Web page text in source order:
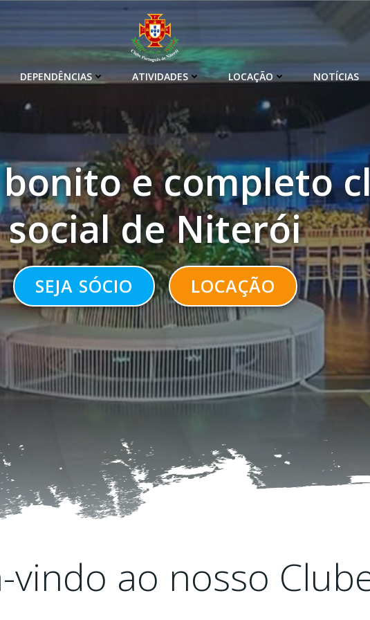
DEPENDÊNCIAS ATIVIDADES LOCAÇÃO NOTÍCIAS
e completo
social de Niterói
SEJA SÓCIO LOCAÇÃO
vindo ao nosso